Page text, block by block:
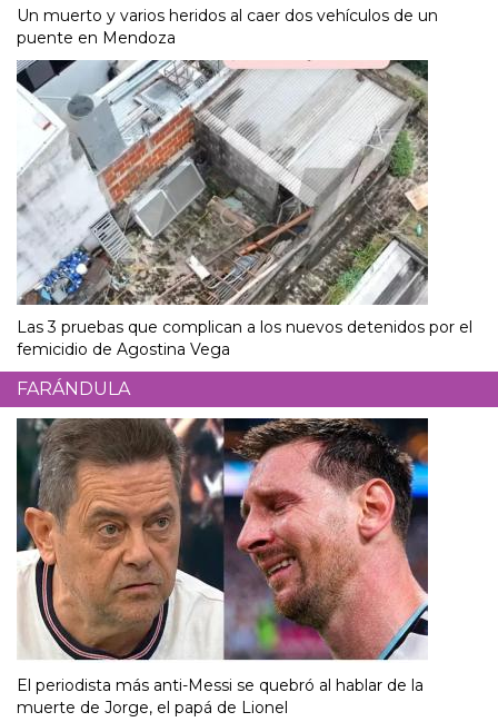
Un muerto y varios heridos al caer dos vehículos de un
puente en Mendoza
Las 3 pruebas que complican a los nuevos detenidos por el
femicidio de Agostina Vega
FARÁNDULA
El periodista más anti-Messi se quebró al hablar de la
muerte de Jorge, el papá de Lionel